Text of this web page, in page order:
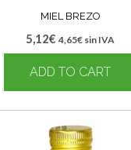
MIEL BREZO
5,12€ 4,65€ sin IVA
ADD TO CART